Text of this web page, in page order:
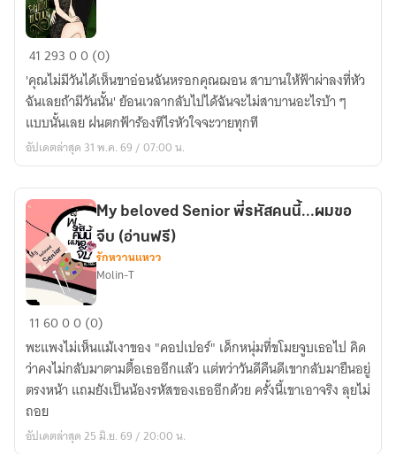
เผลอ
หมด
ใจ
ให้
กับ
นาย
แบด
บอย
4129300 (0)
'คุณไม่มีวันได้เห็นขาอ่อนฉันหรอกคุณฌอน สาบานให้ฟ้าผ่าลงที่หัว
ฉันเลยถ้ามีวันนั้น' ย้อนเวลากลับไปได้ฉันจะไม่สาบานอะไรบ้า ๆ
แบบนั้นเลย ฝนตกฟ้าร้องทีไรหัวใจจะวายทุกที
อัปเดตล่าสุด 31 พ.ค. 69 / 07:00 น.
My
beloved
Senior
พี่
รหัส
คน
นี้...ผม
My beloved Senior พี่รหัสคนนี้...ผมขอ
จีบ (อ่านฟรี)
รักหวานแหวว
Molin-T
116000 (0)
พะแพงไม่เห็นแม้เงาของ "คอปเปอร์" เด็กหนุ่มที่ขโมยจูบเธอไป คิด
ว่าคงไม่กลับมาตามตื้อเธออีกแล้ว แต่ทว่าวันดีคืนดีเขากลับมายืนอยู่
ตรงหน้า แถมยังเป็นน้องรหัสของเธออีกด้วย ครั้งนี้เขาเอาจริง ลุยไม่
ถอย
อัปเดตล่าสุด 25 มิ.ย. 69 / 20:00 น.